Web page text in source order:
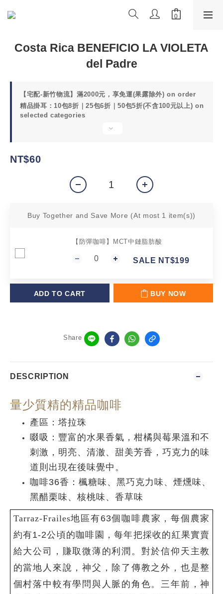
Costa Rica BENEFICIO LA VIOLETA
del Padre
【宅配-新竹物流】滿2000元，享免運(果露除外) on order
精品掛耳：10包8折｜25包6折｜50包5折(不含100元以上) on
selected categories
NT$60
Buy Together and Save More (At most 1 item(s))
【防彈咖啡】MCT中鏈脂肪酸
SALE NT$199
ADD TO CART BUY NOW
Share
DESCRIPTION
量少質精的精品咖啡
產區：塔拉珠
啜吸：豐富的水果香氣，柑橘與莓果溫和不
刺激，明亮、清澈、甜美芳香，巧克力的味
道則出現在後味覺中。
咖啡36香：楓糖味、黑巧克力味、煙燻味、
黑醋栗味、核桃味、香草味
Tarraz-Frailes地區有63個咖啡農家，每個農家
約有1-2公頃的咖啡園，每年把採收的紅果實賣
給大公司，賺取微薄的利潤。對於信仰天主教
的當地人來說，神父，除了傳教之外，也是整
個村落中較有學問與人脈的角色。三年前，神